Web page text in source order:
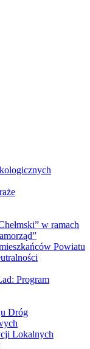
w ramach
Powiatu
Program
Dróg
Lokalnych